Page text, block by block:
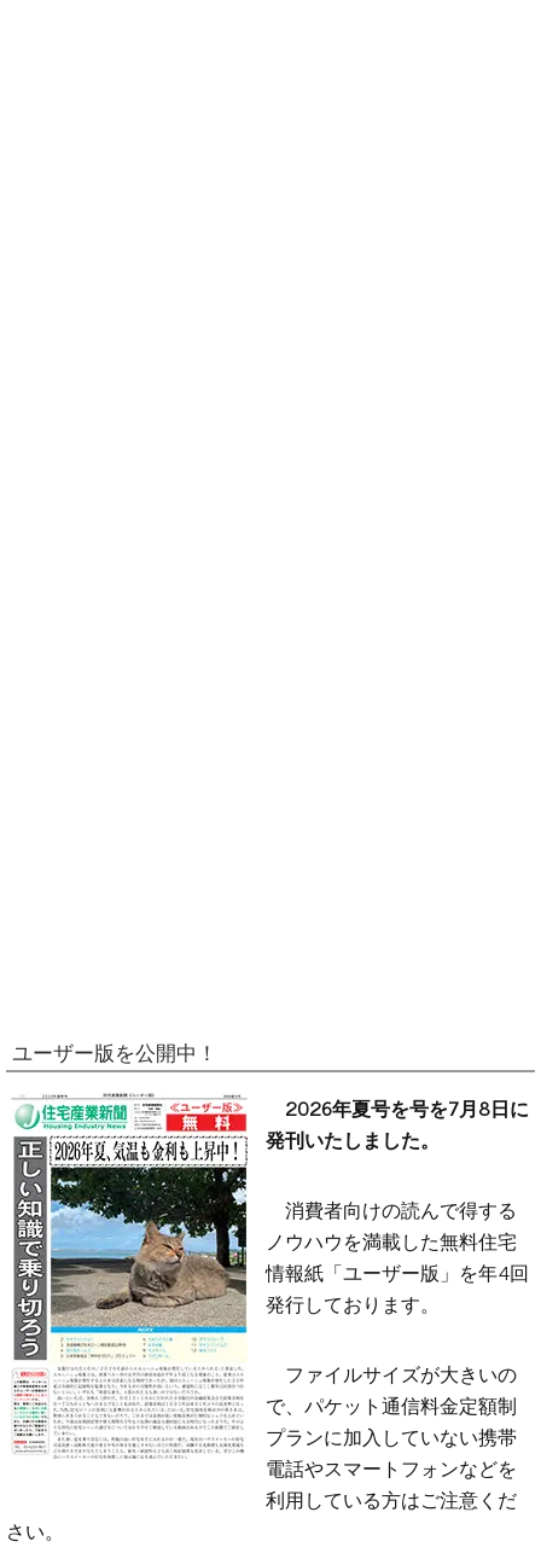
ユーザー版を公開中！
2026年夏号を号を7月8日に
発刊いたしました。
消費者向けの読んで得する
ノウハウを満載した無料住宅
情報紙「ユーザー版」を年4回
発行しております。
ファイルサイズが大きいの
で、パケット通信料金定額制
プランに加入していない携帯
電話やスマートフォンなどを
利用している方はご注意くだ
さい。